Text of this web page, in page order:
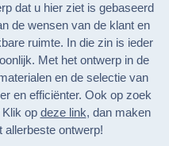
dat u hier ziet is gebaseerd
de wensen van de klant en
ruimte. In die zin is ieder
Met het ontwerp in de
en de selectie van
en efficiënter. Ook op zoek
op deze link, dan maken
allerbeste ontwerp!